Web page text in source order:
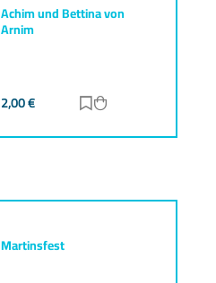
Achim und Bettina von
Arnim
2,00€ Zur Merkliste
Martinsfest